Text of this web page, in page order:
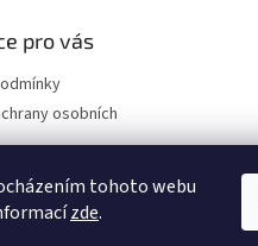
tohoto webu
zde.
pro vás
osobních